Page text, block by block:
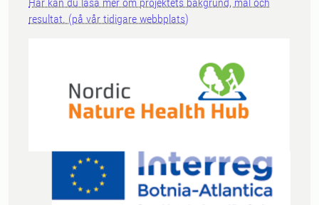
resultat. (på vår tidigare webbplats)